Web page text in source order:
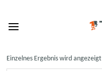
content
Einzelnes Ergebnis wird angezeigt